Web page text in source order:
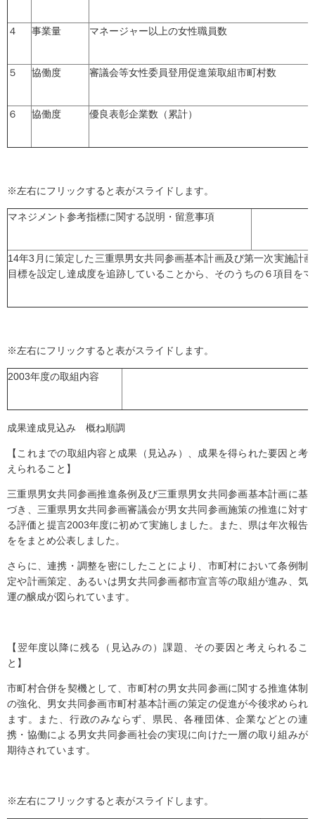
４ 事業量 マネージャー以上の女性職員数
５ 協働度 審議会等女性委員登用促進策取組市町村数
６ 協働度 優良表彰企業数（累計）
※左右にフリックすると表がスライドします。
マネジメント参考指標に関する説明・留意事項
14年3月に策定した三重県男女共同参画基本計画及び第一次実施計
目標を設定し達成度を追跡していることから、そのうちの６項目を
※左右にフリックすると表がスライドします。
2003年度の取組内容
成果達成見込み 概ね順調
【これまでの取組内容と成果（見込み）、成果を得られた要因と考
えられること】
三重県男女共同参画推進条例及び三重県男女共同参画基本計画に基
づき、三重県男女共同参画審議会が男女共同参画施策の推進に対す
る評価と提言2003年度に初めて実施しました。また、県は年次報告
ををまとめ公表しました。
さらに、連携・調整を密にしたことにより、市町村において条例制
定や計画策定、あるいは男女共同参画都市宣言等の取組が進み、気
運の醸成が図られています。
【翌年度以降に残る（見込みの）課題、その要因と考えられるこ
と】
市町村合併を契機として、市町村の男女共同参画に関する推進体制
の強化、男女共同参画市町村基本計画の策定の促進が今後求められ
ます。また、行政のみならず、県民、各種団体、企業などとの連
携・協働による男女共同参画社会の実現に向けた一層の取り組みが
期待されています。
※左右にフリックすると表がスライドします。